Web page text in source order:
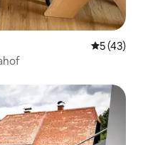
Ukadiriaji
5 (43)